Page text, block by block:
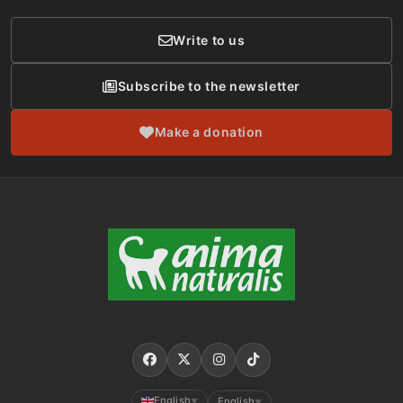
Write to us
Subscribe to the newsletter
Make a donation
▼